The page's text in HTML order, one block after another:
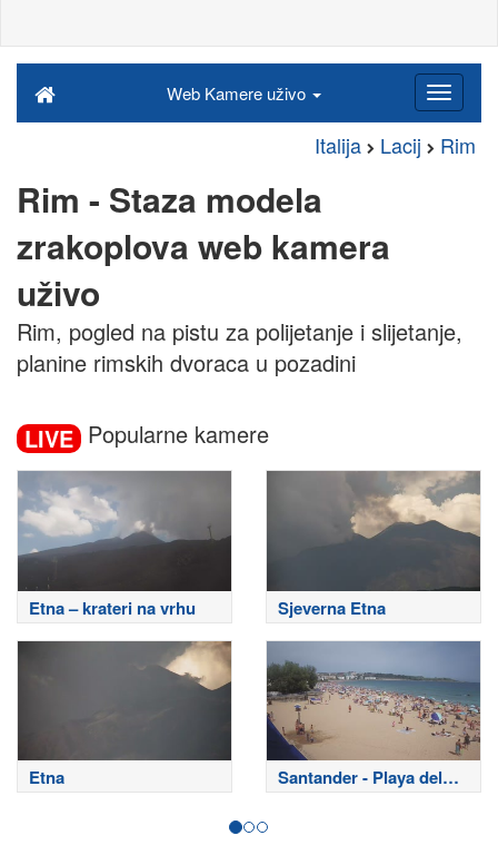
Web Kamere uživo
Italija Lacij Rim
Rim - Staza modela
zrakoplova web kamera
uživo
Rim, pogled na pistu za polijetanje i slijetanje,
planine rimskih dvoraca u pozadini
LIVE Popularne kamere
Etna – krateri na vrhu Sjeverna Etna
Etna
Santander - Playa del
Sardinero